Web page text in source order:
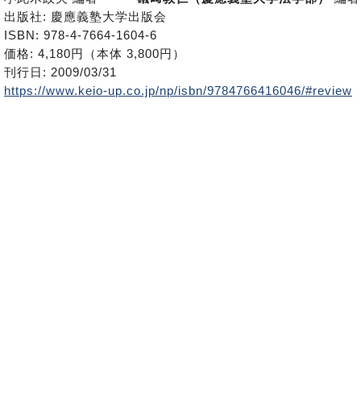
出版社: 慶應義塾大学出版会
ISBN: 978-4-7664-1604-6
価格: 4,180円（本体 3,800円）
刊行日: 2009/03/31
https://www.keio-up.co.jp/np/isbn/9784766416046/#review